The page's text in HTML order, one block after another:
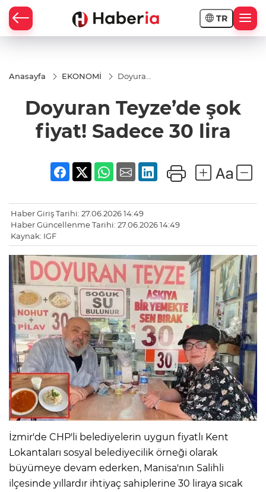
TR
Anasayfa EKONOMİ
Doyuran
Sadece
30 lira
Doyuran Teyze’de şok
fiyat! Sadece 30 lira
Haber Giriş Tarihi: 27.06.2026 14:49
Haber Güncellenme Tarihi: 27.06.2026 14:49
Kaynak: IGF
İzmir'de CHP'li belediyelerin uygun fiyatlı Kent
Lokantaları sosyal belediyecilik örneği olarak
büyümeye devam ederken, Manisa'nın Salihli
ilçesinde yıllardır ihtiyaç sahiplerine 30 liraya sıcak